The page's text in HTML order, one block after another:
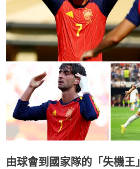
由球會到國家隊的「失機王」